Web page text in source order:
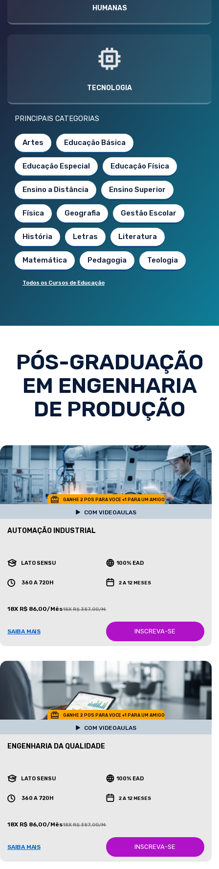
HUMANAS
TECNOLOGIA
PRINCIPAIS CATEGORIAS
Artes Educação Básica
Educação Especial Educação Física
Ensino a Distância Ensino Superior
Física Geografia Gestão Escolar
História Letras Literatura
Matemática Pedagogia Teologia
Todos os Cursos de Educação
PÓS-GRADUAÇÃO
EM ENGENHARIA
DE PRODUÇÃO
GANHE 2 POS PARA VOCE +1 PARA UM AMIGO
COM VIDEOAULAS
AUTOMAÇÃO INDUSTRIAL
LATO SENSU 100% EAD
360 A 720H 2 A 12 MESES
18X R$ 86,00/Mês18X R$ 387,00/Mês
SAIBA MAIS INSCREVA-SE
GANHE 2 POS PARA VOCE +1 PARA UM AMIGO
COM VIDEOAULAS
ENGENHARIA DA QUALIDADE
LATO SENSU 100% EAD
360 A 720H 2 A 12 MESES
18X R$ 86,00/Mês18X R$ 387,00/Mês
SAIBA MAIS INSCREVA-SE